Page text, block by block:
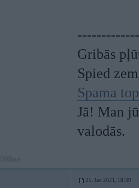
Gribās
Spied
Spama
Jā! Man
valodās.
25. Jan 2021, 18:39